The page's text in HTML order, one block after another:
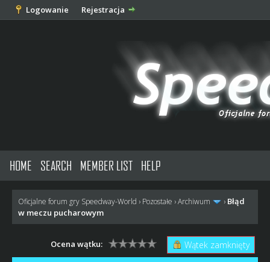
Logowanie Rejestracja
HOME SEARCH MEMBER LIST HELP
Oficjalne forum gry Speedway-World › Pozostałe ›Archiwum › Błąd
w meczu pucharowym
Wątek zamknięty
Ocena wątku: